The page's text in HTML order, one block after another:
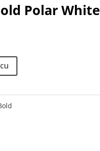
Polar White